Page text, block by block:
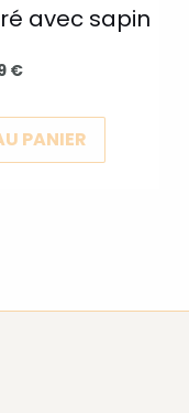
avec sapin
€
PANIER
la
produit